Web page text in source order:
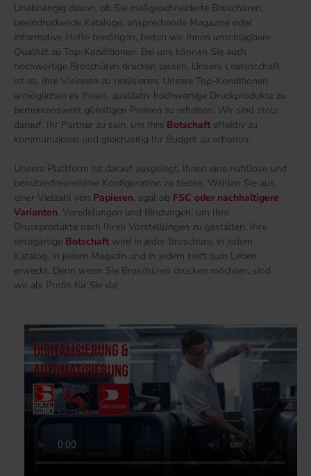
Unabhängig davon, ob Sie maßgeschneiderte Broschüren,
beeindruckende Kataloge, ansprechende Magazine oder
informative Hefte benötigen, bieten wir Ihnen unschlagbare
Qualität zu Top-Konditionen. Bei uns können Sie auch
hochwertige Broschüren drucken lassen. Unsere Leidenschaft
ist es, Ihre Visionen zu realisieren. Unsere Top-Konditionen
ermöglichen es Ihnen, qualitativ hochwertige Druckprodukte zu
bemerkenswert günstigen Preisen zu erhalten. Wir sind stolz
darauf, Ihr Partner zu sein, um Ihre Botschaft effektiv zu
kommunizieren und gleichzeitig Ihr Budget zu schonen.
Unsere Plattform ist darauf ausgelegt, Ihnen eine nahtlose und
benutzerfreundliche Konfiguration zu bieten. Wählen Sie aus
einer Vielzahl von Papieren, egal ob FSC oder nachhaltigere
Varianten, Veredelungen und Bindungen, um Ihre
Druckprodukte nach Ihren Vorstellungen zu gestalten. Ihre
einzigartige Botschaft wird in jeder Broschüre, in jedem
Katalog, in jedem Magazin und in jedem Heft zum Leben
erweckt. Denn wenn Sie Broschüren drucken möchten, sind
wir als Profis für Sie da!